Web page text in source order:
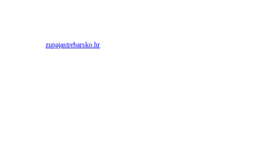
Izvor:zupajastrebarsko.hr